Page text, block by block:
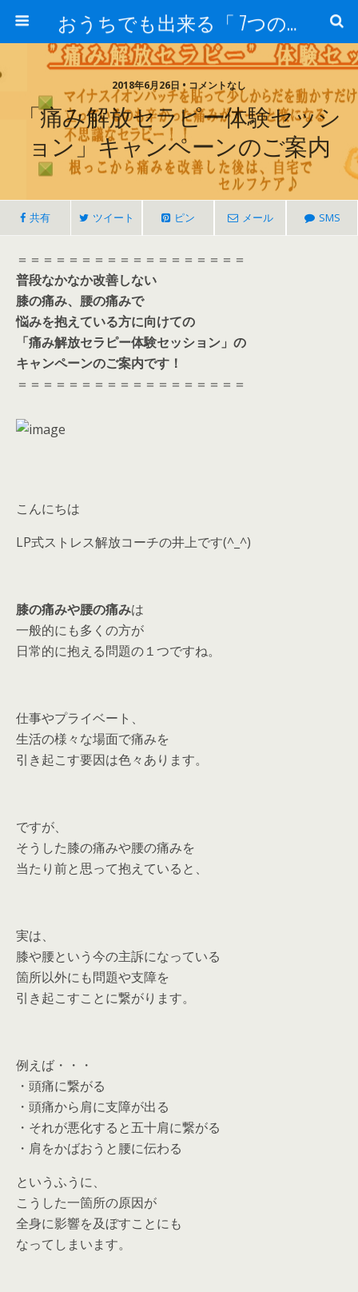
おうちでも出来る「 7つの“ストレス解放”ケア」
2018年6月26日 • コメントなし
「痛み解放セラピー体験セッシ
ョン」キャンペーンのご案内
共有 ツイート ピン メール SMS
＝＝＝＝＝＝＝＝＝＝＝＝＝＝＝＝＝＝
普段なかなか改善しない
膝の痛み、腰の痛みで
悩みを抱えている方に向けての
「痛み解放セラピー体験セッション」の
キャンペーンのご案内です！
＝＝＝＝＝＝＝＝＝＝＝＝＝＝＝＝＝＝
こんにちは
LP式ストレス解放コーチの井上です(^_^)
膝の痛みや腰の痛みは
一般的にも多くの方が
日常的に抱える問題の１つですね。
仕事やプライベート、
生活の様々な場面で痛みを
引き起こす要因は色々あります。
ですが、
そうした膝の痛みや腰の痛みを
当たり前と思って抱えていると、
実は、
膝や腰という今の主訴になっている
箇所以外にも問題や支障を
引き起こすことに繋がります。
例えば・・・
・頭痛に繋がる
・頭痛から肩に支障が出る
・それが悪化すると五十肩に繋がる
・肩をかばおうと腰に伝わる
というふうに、
こうした一箇所の原因が
全身に影響を及ぼすことにも
なってしまいます。